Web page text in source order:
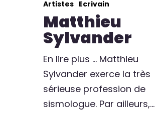
Artistes Ecrivain
Matthieu
Sylvander
En lire plus ... Matthieu
Sylvander exerce la très
sérieuse profession de
sismologue. Par ailleurs,…